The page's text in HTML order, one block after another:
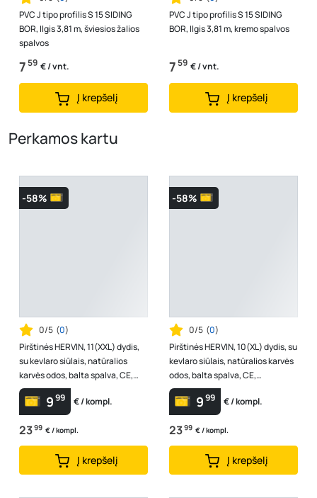
PVC J tipo profilis S 15 SIDING
BOR, Ilgis 3,81 m, šviesios žalios
spalvos
759 € / vnt.
Į krepšelį
PVC J tipo profilis S 15 SIDING
BOR, Ilgis 3,81 m, kremo spalvos
759 € / vnt.
Į krepšelį
Perkamos kartu
-58%
0/5 (0)
Pirštinės HERVIN, 11(XXL) dydis,
su kevlaro siūlais, natūralios
karvės odos, balta spalva, CE,
BOOMERANG
999 € / kompl.
2399 € / kompl.
Į krepšelį
-58%
0/5 (0)
Pirštinės HERVIN, 10(XL) dydis, su
kevlaro siūlais, natūralios karvės
odos, balta spalva, CE,
BOOMERANG
999 € / kompl.
2399 € / kompl.
Į krepšelį